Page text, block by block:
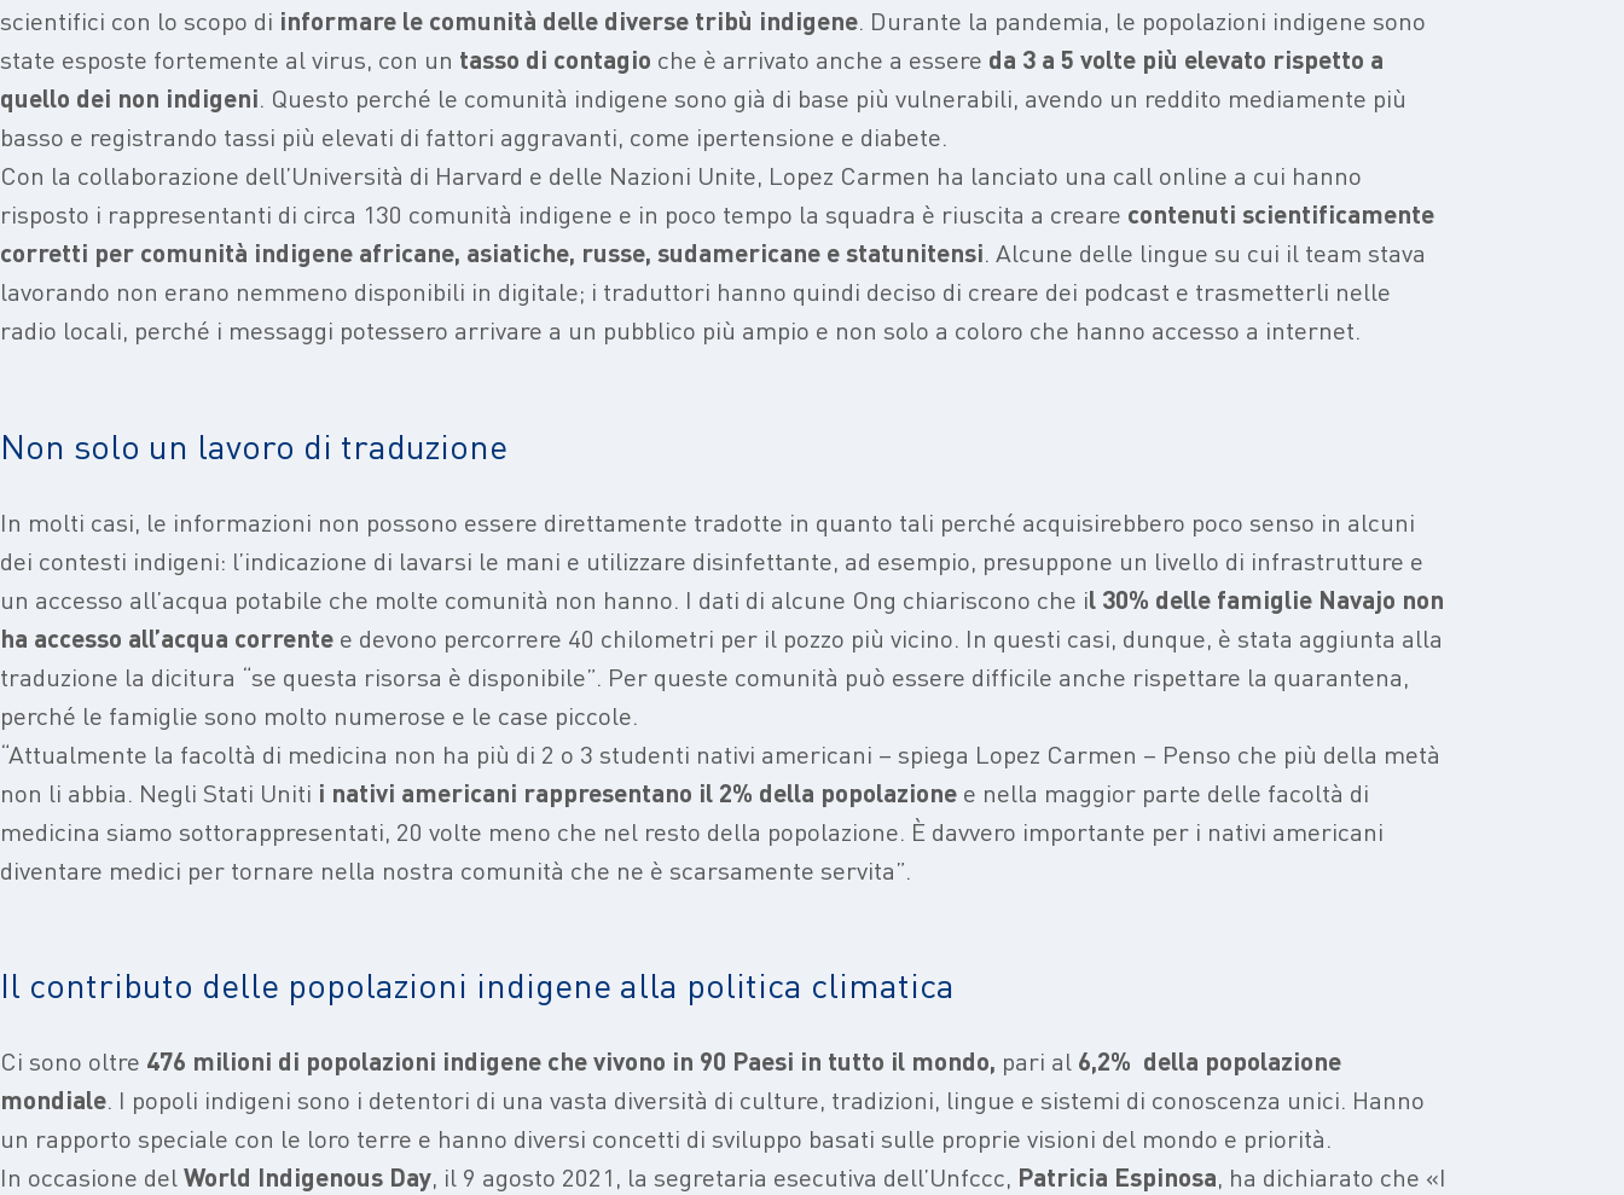
scientifici con lo scopo di informare le comunità delle diverse tribù indigene. Durante la pandemia, le popolazioni indigene sono
state esposte fortemente al virus, con un tasso di contagio che è arrivato anche a essere da 3 a 5 volte più elevato rispetto a
quello dei non indigeni. Questo perché le comunità indigene sono già di base più vulnerabili, avendo un reddito mediamente più
basso e registrando tassi più elevati di fattori aggravanti, come ipertensione e diabete.
Con la collaborazione dell’Università di Harvard e delle Nazioni Unite, Lopez Carmen ha lanciato una call online a cui hanno
risposto i rappresentanti di circa 130 comunità indigene e in poco tempo la squadra è riuscita a creare contenuti scientificamente
corretti per comunità indigene africane, asiatiche, russe, sudamericane e statunitensi. Alcune delle lingue su cui il team stava
lavorando non erano nemmeno disponibili in digitale; i traduttori hanno quindi deciso di creare dei podcast e trasmetterli nelle
radio locali, perché i messaggi potessero arrivare a un pubblico più ampio e non solo a coloro che hanno accesso a internet.
Non solo un lavoro di traduzione
In molti casi, le informazioni non possono essere direttamente tradotte in quanto tali perché acquisirebbero poco senso in alcuni
dei contesti indigeni: l’indicazione di lavarsi le mani e utilizzare disinfettante, ad esempio, presuppone un livello di infrastrutture e
un accesso all’acqua potabile che molte comunità non hanno. I dati di alcune Ong chiariscono che il 30% delle famiglie Navajo non
ha accesso all’acqua corrente e devono percorrere 40 chilometri per il pozzo più vicino. In questi casi, dunque, è stata aggiunta alla
traduzione la dicitura “se questa risorsa è disponibile”. Per queste comunità può essere difficile anche rispettare la quarantena,
perché le famiglie sono molto numerose e le case piccole.
“Attualmente la facoltà di medicina non ha più di 2 o 3 studenti nativi americani – spiega Lopez Carmen – Penso che più della metà
non li abbia. Negli Stati Uniti i nativi americani rappresentano il 2% della popolazione e nella maggior parte delle facoltà di
medicina siamo sottorappresentati, 20 volte meno che nel resto della popolazione. È davvero importante per i nativi americani
diventare medici per tornare nella nostra comunità che ne è scarsamente servita”.
Il contributo delle popolazioni indigene alla politica climatica
Ci sono oltre 476 milioni di popolazioni indigene che vivono in 90 Paesi in tutto il mondo, pari al 6,2% della popolazione
mondiale. I popoli indigeni sono i detentori di una vasta diversità di culture, tradizioni, lingue e sistemi di conoscenza unici. Hanno
un rapporto speciale con le loro terre e hanno diversi concetti di sviluppo basati sulle proprie visioni del mondo e priorità.
In occasione del World Indigenous Day, il 9 agosto 2021, la segretaria esecutiva dell’Unfccc, Patricia Espinosa, ha dichiarato che «I